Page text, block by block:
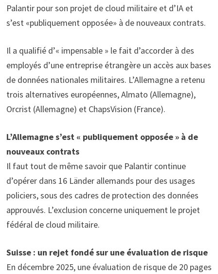
Palantir pour son projet de cloud militaire et d’IA et
s’est «publiquement opposée» à de nouveaux contrats.
Il a qualifié d’« impensable » le fait d’accorder à des
employés d’une entreprise étrangère un accès aux bases
de données nationales militaires. L’Allemagne a retenu
trois alternatives européennes, Almato (Allemagne),
Orcrist (Allemagne) et ChapsVision (France).
L’Allemagne s’est « publiquement opposée » à de
nouveaux contrats
Il faut tout de même savoir que Palantir continue
d’opérer dans 16 Länder allemands pour des usages
policiers, sous des cadres de protection des données
approuvés. L’exclusion concerne uniquement le projet
fédéral de cloud militaire.
Suisse : un rejet fondé sur une évaluation de risque
En décembre 2025, une évaluation de risque de 20 pages